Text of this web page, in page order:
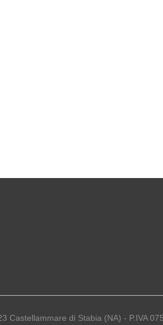
Castellammare di Stabia (NA) - P.IVA